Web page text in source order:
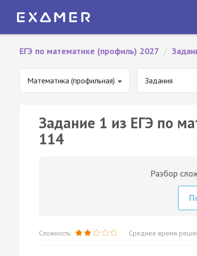
ЕГЭ по математике (профиль) 2027 /
Математика (профильная) Задания
Задание 1 из ЕГЭ по
114
Разбор
Сложность: Среднее время